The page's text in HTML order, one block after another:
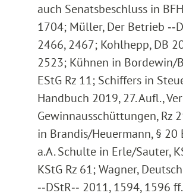
auch Senatsbeschluss in
1704; Müller, Der Betrieb
2466, 2467; Kohlhepp, DB
2523; Kühnen in Bordewin/
EStG Rz 11; Schiffers in
Handbuch 2019, 27. Aufl.,
Gewinnausschüttungen, Rz
in Brandis/Heuermann, § 20
a.A. Schulte in Erle/Sauter,
KStG Rz 61; Wagner,
‑‑DStR‑‑ 2011, 1594, 1596